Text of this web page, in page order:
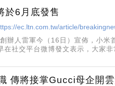
於6月底發售
ec.ltn.com.tw/article/
辦人雷軍今（16日）宣佈，小
在社交平台微博發文表示，大家
傳將接掌Gucci母企開雲